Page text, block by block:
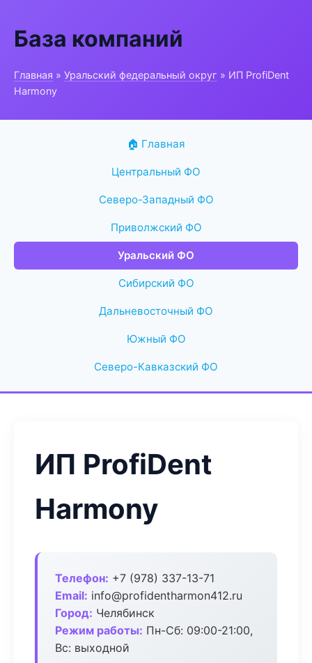
База компаний
Главная » Уральский федеральный округ » ИП ProfiDent
Harmony
🏠 Главная
Центральный ФО
Северо-Западный ФО
Приволжский ФО
Уральский ФО
Сибирский ФО
Дальневосточный ФО
Южный ФО
Северо-Кавказский ФО
ИП ProfiDent
Harmony
Телефон: +7 (978) 337-13-71
Email: info@profidentharmon412.ru
Город: Челябинск
Режим работы: Пн-Сб: 09:00-21:00,
Вс: выходной